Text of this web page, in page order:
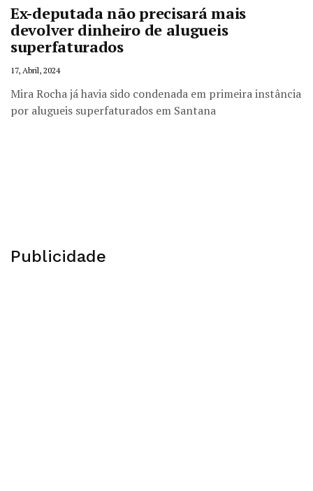
Ex-deputada não precisará mais
devolver dinheiro de alugueis
superfaturados
17, Abril, 2024
Mira Rocha já havia sido condenada em primeira instância
por alugueis superfaturados em Santana
Publicidade